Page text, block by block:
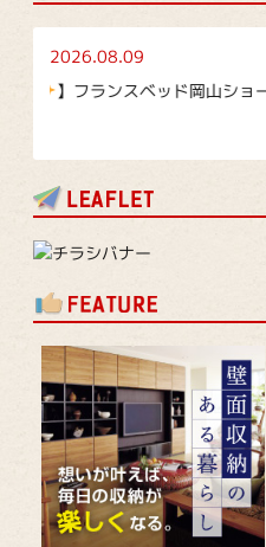
2026.08.09
スベッド岡山ショールーム『プ